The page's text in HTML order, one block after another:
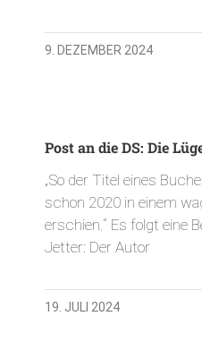
9. DEZEMBER 2024
Post an die DS: Die
„So der Titel eines
schon 2020 in einem
erschien.“ Es folgt eine
Jetter: Der Autor
19. JULI 2024